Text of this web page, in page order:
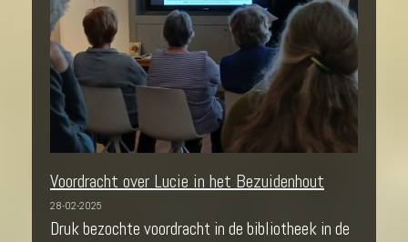
Voordracht over Lucie in het Bezuidenhout
28-02-2025
Druk bezochte voordracht in de bibliotheek in de